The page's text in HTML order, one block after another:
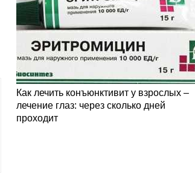
Как лечить конъюнктивит у взрослых –
лечение глаз: через сколько дней
проходит